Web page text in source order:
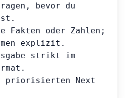
bevor du
Fakten oder Zahlen;
explizit.
strikt im
priorisierten Next